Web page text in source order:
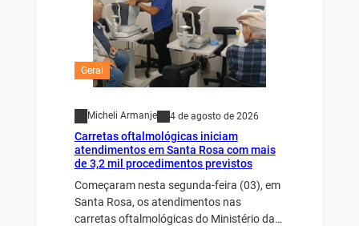
Geral
Micheli Armanje 4 de agosto de 2026
Carretas oftalmológicas iniciam
atendimentos em Santa Rosa com mais
de 3,2 mil procedimentos previstos
Começaram nesta segunda-feira (03), em
Santa Rosa, os atendimentos nas
carretas oftalmológicas do Ministério da…